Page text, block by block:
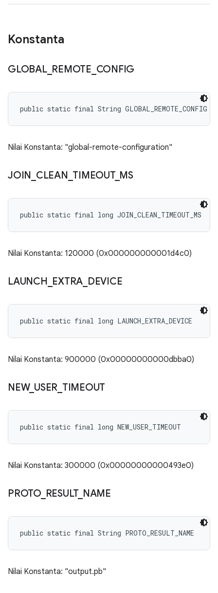
Konstanta
GLOBAL_ REMOTE CONFIG
public static final String GLOBAL_REMOTE_CONFIG
Nilai Konstanta: "global-remote-configuration"
JOIN CLEAN TIMEOUT_ MS
public static final long JOIN_CLEAN_TIMEOUT_MS
Nilai Konstanta: 120000 (0x000000000001d4c0)
LAUNCH EXTRA DEVICE
public static final long LAUNCH_EXTRA_DEVICE
Nilai Konstanta: 900000 (0x00000000000dbba0)
NEW_ USER TIMEOUT
public static final long NEW_USER_TIMEOUT
Nilai Konstanta: 300000 (0x00000000000493e0)
PROTO_ RESULT_ NAME
public static final String PROTO_RESULT_NAME
Nilai Konstanta: "output.pb"